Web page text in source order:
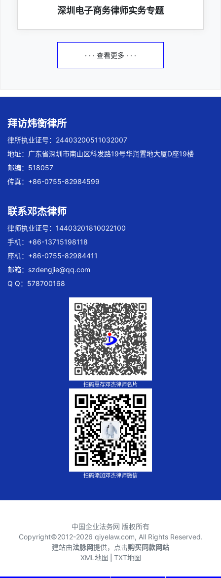
深圳电子商务律师实务专题
· · · 查看更多 · · ·
拜访炜衡律所
律所执业证号：24403200511032007
地址：广东省深圳市南山区科发路19号华润置地大厦D座19楼
邮编：518057
传真：+86-0755-82984599
联系邓杰律师
律师执业证号：14403201810022100
手机：+86-13715198118
座机：+86-0755-82984411
邮箱： szdengjie@qq.com
Q Q：578700168
扫码惠存邓杰律师名片
扫码添加邓杰律师微信
中国企业法务网 版权所有
Copyright©2012-2026 qiyelaw.com, All Rights Reserved.
建站由法脉网提供，点击购买同款网站
XML地图
TXT地图